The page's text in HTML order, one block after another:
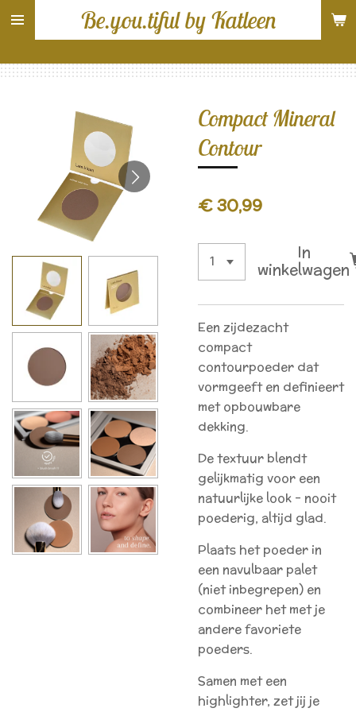
Ga
direct
de
Be.you.tiful by Katleen
Compact Mineral
Contour
€ 30,99
In
winkelwagen
Een zijdezacht
compact
contourpoeder dat
vormgeeft en definieert
met opbouwbare
dekking.
De textuur blendt
gelijkmatig voor een
natuurlijke look – nooit
poederig, altijd glad.
Plaats het poeder in
een navulbaar palet
(niet inbegrepen) en
combineer het met je
andere favoriete
poeders.
Samen met een
highlighter, zet jij je